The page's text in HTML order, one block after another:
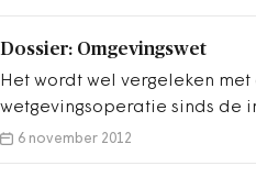
Dossier: Omgevingswet
Het wordt wel vergeleken met
wetgevingsoperatie sinds de
Grondwet in 1848. De
6 november 2012